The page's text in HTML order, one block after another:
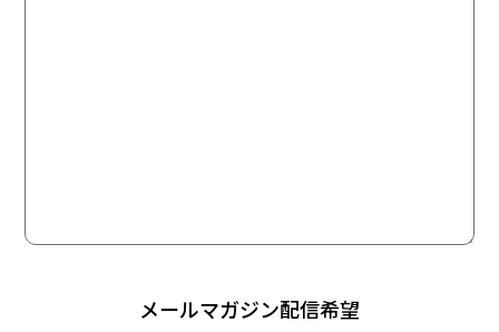
メールマガジン配信希望